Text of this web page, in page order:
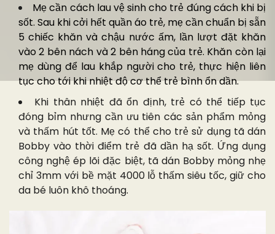
Mẹ cần cách lau vệ sinh cho trẻ đúng cách khi bị
sốt. Sau khi cởi hết quần áo trẻ, mẹ cần chuẩn bị sẵn
5 chiếc khăn và chậu nước ấm, lần lượt đặt khăn
vào 2 bên nách và 2 bên háng của trẻ. Khăn còn lại
mẹ dùng để lau khắp người cho trẻ, thực hiện liên
tục cho tới khi nhiệt độ cơ thể trẻ bình ổn dần.
Khi thân nhiệt đã ổn định, trẻ có thể tiếp tục
đóng bỉm nhưng cần ưu tiên các sản phẩm mỏng
và thấm hút tốt. Mẹ có thể cho trẻ sử dụng tã dán
Bobby vào thời điểm trẻ đã dần hạ sốt. Ứng dụng
công nghệ ép lõi đặc biệt, tã dán Bobby mỏng nhẹ
chỉ 3mm với bề mặt 4000 lỗ thấm siêu tốc, giữ cho
da bé luôn khô thoáng.